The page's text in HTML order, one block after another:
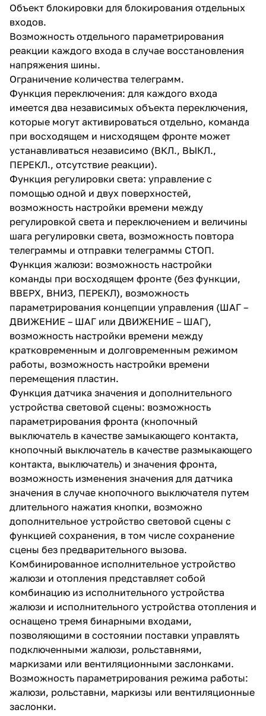
Объект блокировки для блокирования отдельных
входов.
Возможность отдельного параметрирования
реакции каждого входа в случае восстановления
напряжения шины.
Ограничение количества телеграмм.
Функция переключения: для каждого входа
имеется два независимых объекта переключения,
которые могут активироваться отдельно, команда
при восходящем и нисходящем фронте может
устанавливаться независимо (ВКЛ., ВЫКЛ.,
ПЕРЕКЛ., отсутствие реакции).
Функция регулировки света: управление с
помощью одной и двух поверхностей,
возможность настройки времени между
регулировкой света и переключением и величины
шага регулировки света, возможность повтора
телеграммы и отправки телеграммы СТОП.
Функция жалюзи: возможность настройки
команды при восходящем фронте (без функции,
ВВЕРХ, ВНИЗ, ПЕРЕКЛ), возможность
параметрирования концепции управления (ШАГ –
ДВИЖЕНИЕ – ШАГ или ДВИЖЕНИЕ – ШАГ),
возможность настройки времени между
кратковременным и долговременным режимом
работы, возможность настройки времени
перемещения пластин.
Функция датчика значения и дополнительного
устройства световой сцены: возможность
параметрирования фронта (кнопочный
выключатель в качестве замыкающего контакта,
кнопочный выключатель в качестве размыкающего
контакта, выключатель) и значения фронта,
возможность изменения значения для датчика
значения в случае кнопочного выключателя путем
длительного нажатия кнопки, возможно
дополнительное устройство световой сцены с
функцией сохранения, в том числе сохранение
сцены без предварительного вызова.
Комбинированное исполнительное устройство
жалюзи и отопления представляет собой
комбинацию из исполнительного устройства
жалюзи и исполнительного устройства отопления и
оснащено тремя бинарными входами,
позволяющими в состоянии поставки управлять
подключенными жалюзи, рольставнями,
маркизами или вентиляционными заслонками.
Возможность параметрирования режима работы:
жалюзи, рольставни, маркизы или вентиляционные
заслонки.